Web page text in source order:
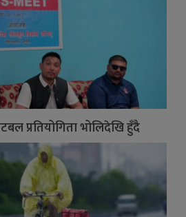
प्रतियोगिता भोलिदेखि हुँदै